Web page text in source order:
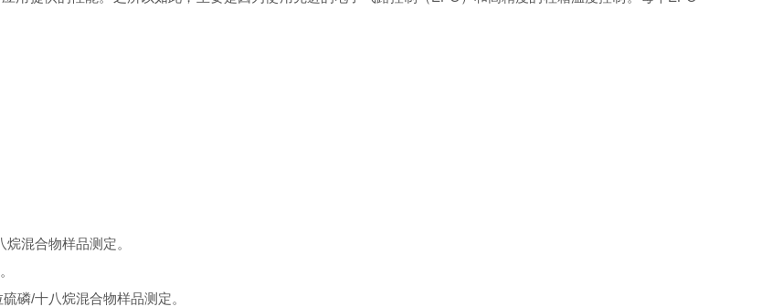
混合物样品测定。
磷/十八烷混合物样品测定。